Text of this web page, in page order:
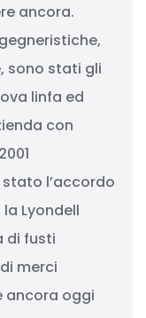
ancora.
sono stati gli
linfa ed
con
l’accordo
Lyondell
di fusti
merci
ancora oggi